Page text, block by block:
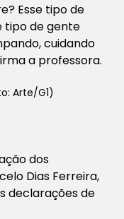
Esse tipo de
tipo de gente
cuidando
a professora.
Arte/G1)
dos
Dias Ferreira,
declarações de